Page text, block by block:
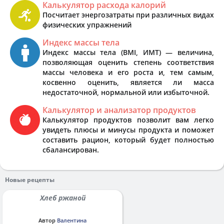
Калькулятор расхода калорий
Посчитает энергозатраты при различных видах
физических упражнений
Индекс массы тела
Индекс массы тела (BMI, ИМТ) — величина,
позволяющая оценить степень соответствия
массы человека и его роста и, тем самым,
косвенно оценить, является ли масса
недостаточной, нормальной или избыточной.
Калькулятор и анализатор продуктов
Калькулятор продуктов позволит вам легко
увидеть плюсы и минусы продукта и поможет
составить рацион, который будет полностью
сбалансирован.
Новые рецепты
Хлеб ржаной
Автор Валентина